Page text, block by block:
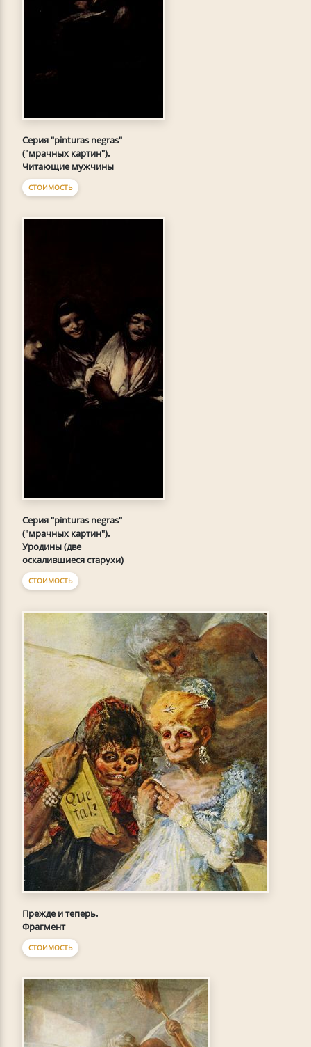
Серия "pinturas negras"
("мрачных картин").
Читающие мужчины
СТОИМОСТЬ
Серия "pinturas negras"
("мрачных картин").
Уродины (две
оскалившиеся старухи)
СТОИМОСТЬ
Прежде и теперь.
Фрагмент
СТОИМОСТЬ